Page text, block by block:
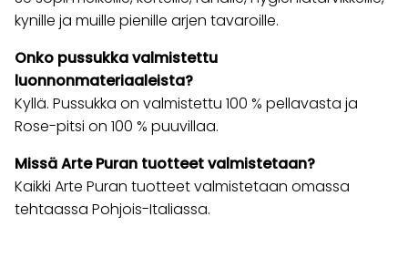
kynille ja muille pienille arjen tavaroille.
Onko pussukka valmistettu
luonnonmateriaaleista?
Kyllä. Pussukka on valmistettu 100 % pellavasta ja
Rose-pitsi on 100 % puuvillaa.
Missä Arte Puran tuotteet valmistetaan?
Kaikki Arte Puran tuotteet valmistetaan omassa
tehtaassa Pohjois-Italiassa.